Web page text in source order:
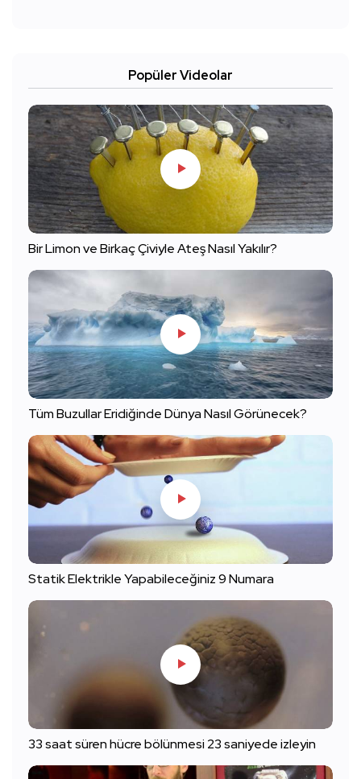
Popüler Videolar
Bir Limon ve Birkaç Çiviyle Ateş Nasıl Yakılır?
Tüm Buzullar Eridiğinde Dünya Nasıl Görünecek?
Statik Elektrikle Yapabileceğiniz 9 Numara
33 saat süren hücre bölünmesi 23 saniyede izleyin